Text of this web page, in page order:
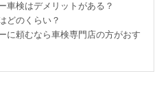
車検はデメリットがある？
どのくらい？
に頼むなら車検専門店の方がおす